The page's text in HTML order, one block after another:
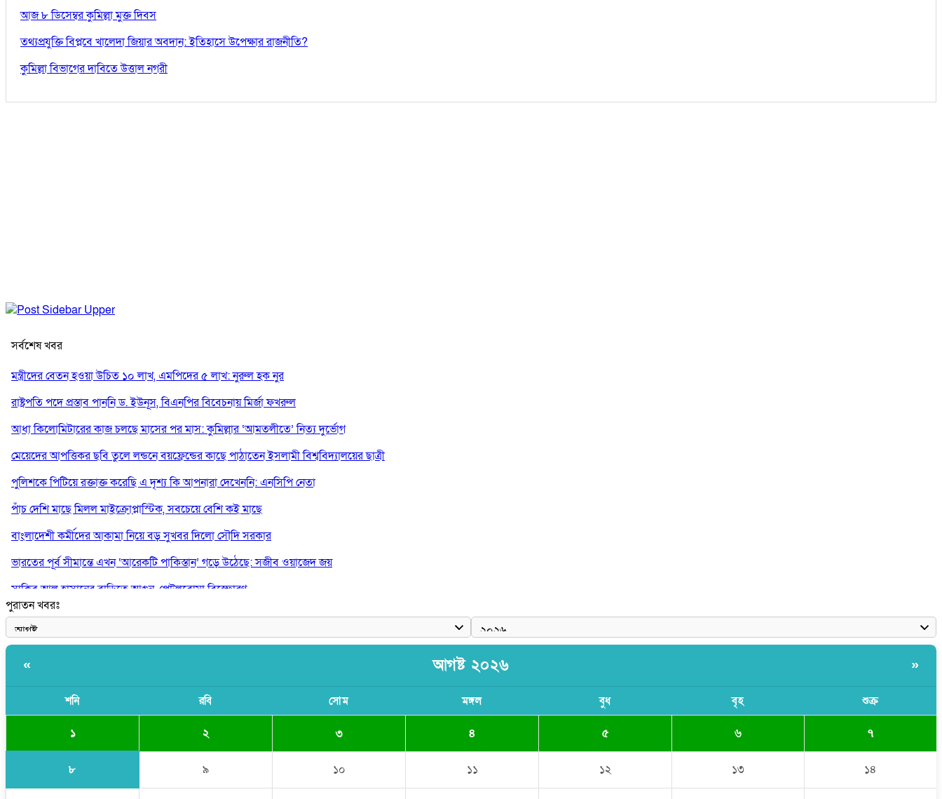
আজ ৮ ডিসেম্বর কুমিল্লা মুক্ত দিবস
তথ্যপ্রযুক্তি বিপ্লবে খালেদা জিয়ার অবদান: ইতিহাসে উপেক্ষার রাজনীতি?
কুমিল্লা বিভাগের দাবিতে উত্তাল নগরী
সর্বশেষ খবর
মন্ত্রীদের বেতন হওয়া উচিত ১০ লাখ, এমপিদের ৫ লাখ: নুরুল হক নুর
রাষ্ট্রপতি পদে প্রস্তাব পাননি ড. ইউনূস, বিএনপির বিবেচনায় মির্জা ফখরুল
আধা কিলোমিটারের কাজ চলছে মাসের পর মাস: কুমিল্লার ‘আমতলীতে’ নিত্য দুর্ভোগ
মেয়েদের আপত্তিকর ছবি তুলে লন্ডনে বয়ফ্রেন্ডের কাছে পাঠাতেন ইসলামী বিশ্ববিদ্যালয়ের ছাত্রী
পুলিশকে পিটিয়ে রক্তাক্ত করেছি এ দৃশ্য কি আপনারা দেখেননি: এনসিপি নেতা
পাঁচ দেশি মাছে মিলল মাইক্রোপ্লাস্টিক, সবচেয়ে বেশি কই মাছে
বাংলাদেশী কর্মীদের আকামা নিয়ে বড় সুখবর দিলো সৌদি সরকার
ভারতের পূর্ব সীমান্তে এখন ‘আরেকটি পাকিস্তান’ গড়ে উঠেছে: সজীব ওয়াজেদ জয়
সাকিব আল হাসানের বাড়িতে আগুন, পেট্রলবোমা বিস্ফোরণ
যে ডকুমেন্টারিতে আবু সাঈদের ছবি নেই, সেটা কোনো ডকুমেন্টারি নয়: ভারপ্রাপ্ত রাষ্ট্রপতি
পুরাতন খবরঃ
« আগষ্ট ২০২৬ »
শনি রবি সোম মঙ্গল বুধ বৃহ শুক্র
১ ২ ৩ ৪ ৫ ৬ ৭
৮ ৯ ১০ ১১ ১২ ১৩ ১৪